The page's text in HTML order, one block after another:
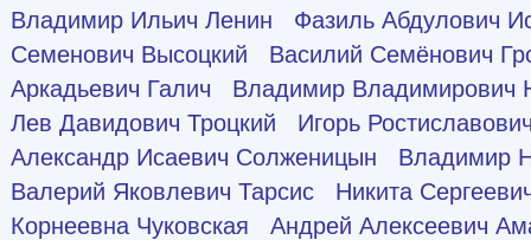
Владимир Ильич Ленин
Фазиль Абдулович
Семенович Высоцкий
Василий Семёнович
Аркадьевич Галич
Владимир Владимирович
Лев Давидович Троцкий
Игорь
Александр Исаевич Солженицын
Владимир
Валерий Яковлевич Тарсис
Никита
Корнеевна Чуковская
Андрей Алексеевич